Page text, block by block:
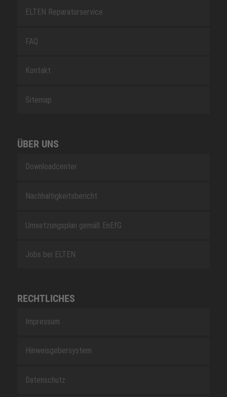
ELTEN Reparaturservice
FAQ
Kontakt
Sitemap
ÜBER UNS
Downloadcenter
Nachhaltigkeitsbericht
Umsetzungsplan gemäß EnEfG
Jobs bei ELTEN
RECHTLICHES
Impressum
Hinweisgebersystem
Datenschutz